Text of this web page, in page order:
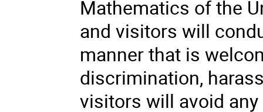
Mathematics of the
and visitors will
manner that is
discrimination,
visitors will avoid